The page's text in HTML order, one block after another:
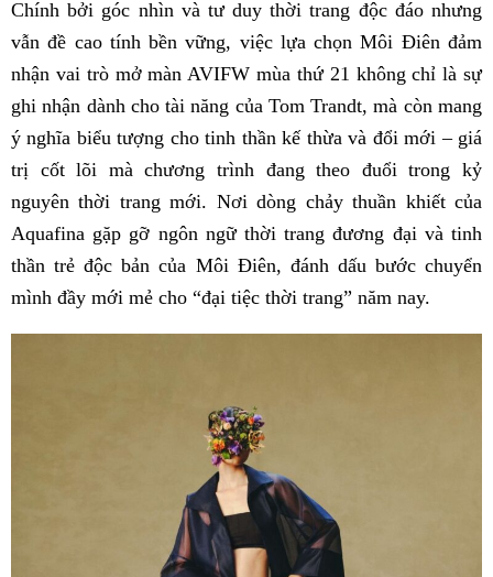
Chính bởi góc nhìn và tư duy thời trang độc đáo nhưng
vẫn đề cao tính bền vững, việc lựa chọn Môi Điên đảm
nhận vai trò mở màn AVIFW mùa thứ 21 không chỉ là sự
ghi nhận dành cho tài năng của Tom Trandt, mà còn mang
ý nghĩa biểu tượng cho tinh thần kế thừa và đổi mới – giá
trị cốt lõi mà chương trình đang theo đuổi trong kỷ
nguyên thời trang mới. Nơi dòng chảy thuần khiết của
Aquafina gặp gỡ ngôn ngữ thời trang đương đại và tinh
thần trẻ độc bản của Môi Điên, đánh dấu bước chuyển
mình đầy mới mẻ cho “đại tiệc thời trang” năm nay.